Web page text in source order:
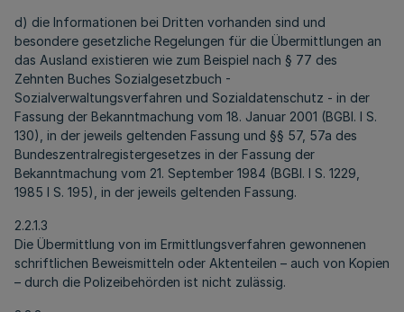
d) die Informationen bei Dritten vorhanden sind und
besondere gesetzliche Regelungen für die Übermittlungen an
das Ausland existieren wie zum Beispiel nach § 77 des
Zehnten Buches Sozialgesetzbuch -
Sozialverwaltungsverfahren und Sozialdatenschutz - in der
Fassung der Bekanntmachung vom 18. Januar 2001 (BGBl. I S.
130), in der jeweils geltenden Fassung und §§ 57, 57a des
Bundeszentralregistergesetzes in der Fassung der
Bekanntmachung vom 21. September 1984 (BGBl. I S. 1229,
1985 I S. 195), in der jeweils geltenden Fassung.
2.2.1.3
Die Übermittlung von im Ermittlungsverfahren gewonnenen
schriftlichen Beweismitteln oder Aktenteilen – auch von Kopien
– durch die Polizeibehörden ist nicht zulässig.